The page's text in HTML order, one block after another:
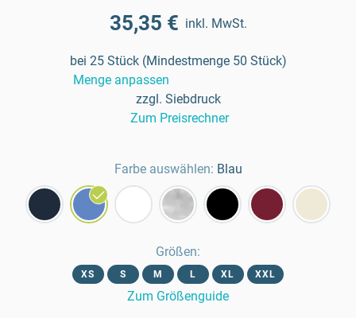
35,35 € inkl. MwSt.
bei 25 Stück (Mindestmenge 50 Stück)
Menge anpassen
zzgl. Siebdruck
Zum Preisrechner
Farbe auswählen: Blau
Größen:
XS S M L XL XXL
Zum Größenguide